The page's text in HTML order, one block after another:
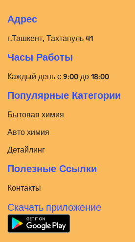
Адрес
г.Ташкент, Тахтапуль 41
Часы Работы
Каждый день с 9:00 до 18:00
Популярные Категории
Бытовая химия
Авто химия
Детайлинг
Полезные Ссылки
Контакты
Скачать приложение